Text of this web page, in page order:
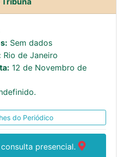
Sem dados
Rio de Janeiro
12 de Novembro de
do Periódico
presencial.